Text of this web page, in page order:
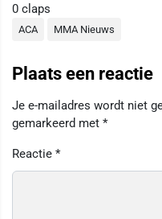
0 claps
ACA MMA Nieuws
Plaats een reactie
Je e-mailadres wordt niet
gemarkeerd met *
Reactie *